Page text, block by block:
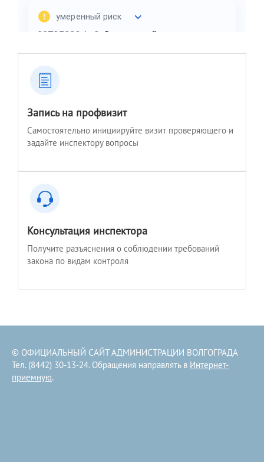
Запись на профвизит
Самостоятельно инициируйте визит проверяющего и
задайте инспектору вопросы
Консультация инспектора
Получите разъяснения о соблюдении требований
закона по видам контроля
© ОФИЦИАЛЬНЫЙ САЙТ АДМИНИСТРАЦИИ ВОЛГОГРАДА
Тел. (8442) 30-13-24. Обращения направлять в Интернет-
приемную.